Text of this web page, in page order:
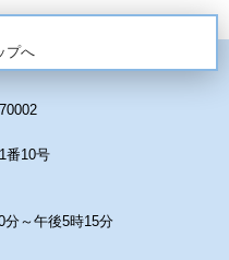
プへ
番10号
分～午後5時15分